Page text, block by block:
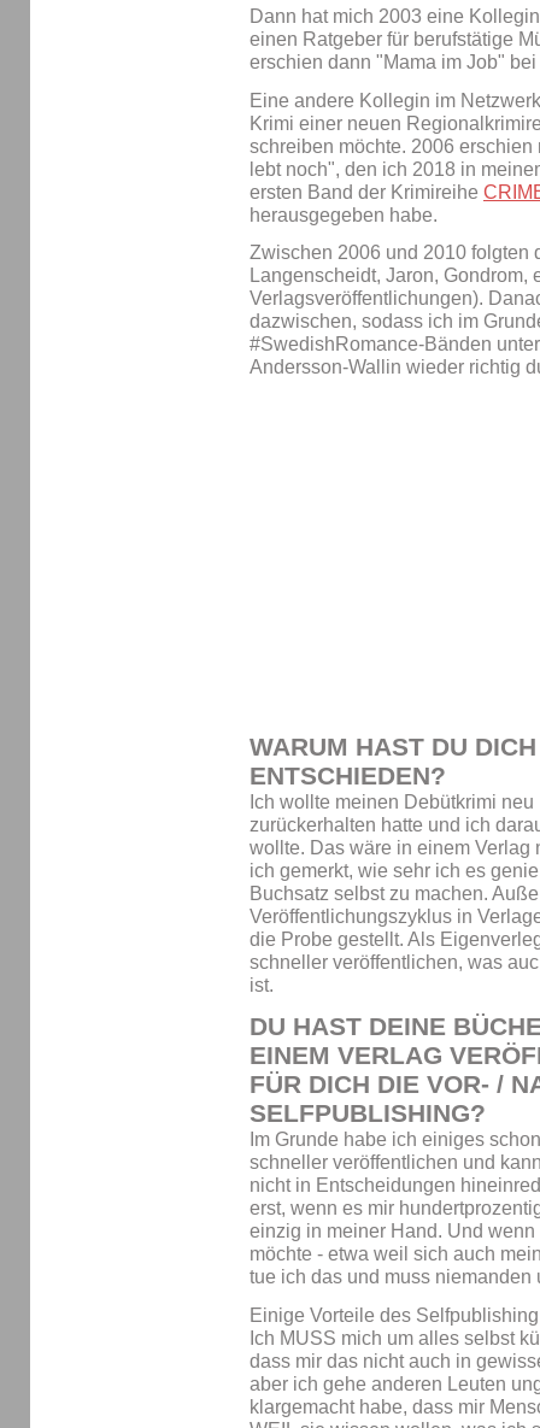
Dann hat mich 2003 eine
einen Ratgeber für berufstätige
erschien dann "Mama im Job"
Eine andere Kollegin im
Krimi einer neuen
schreiben möchte. 2006
lebt noch", den ich 2018 in
ersten Band der Krimireihe
herausgegeben habe.
Zwischen 2006 und 2010 folgten
Langenscheidt, Jaron, Gondrom,
Verlagsveröffentlichungen).
dazwischen, sodass ich im
#SwedishRomance-Bänden
Andersson-Wallin wieder richtig
WARUM HAST DU
ENTSCHIEDEN?
Ich wollte meinen Debütkrimi
zurückerhalten hatte und ich
wollte. Das wäre in einem
ich gemerkt, wie sehr ich es
Buchsatz selbst zu machen.
Veröffentlichungszyklus in
die Probe gestellt. Als
schneller veröffentlichen, was
ist.
DU HAST DEINE
EINEM VERLAG
FÜR DICH DIE VOR- /
SELFPUBLISHING?
Im Grunde habe ich einiges
schneller veröffentlichen und
nicht in Entscheidungen
erst, wenn es mir
einzig in meiner Hand. Und
möchte - etwa weil sich auch
tue ich das und muss niemanden
Einige Vorteile des
Ich MUSS mich um alles selbst
dass mir das nicht auch in
aber ich gehe anderen Leuten
klargemacht habe, dass mir